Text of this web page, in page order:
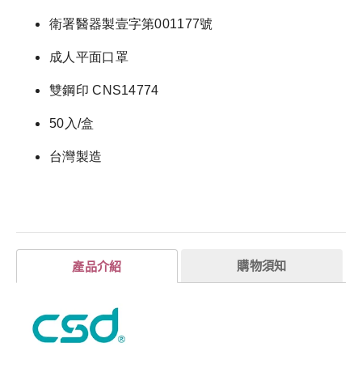
衛署醫器製壹字第001177號
成人平面口罩
雙鋼印 CNS14774
50入/盒
台灣製造
產品介紹 購物須知